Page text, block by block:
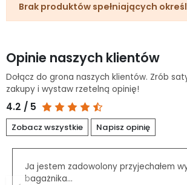
Brak produktów spełniających
Opinie naszych klientów
Dołącz do grona naszych klientów. Zrób
zakupy i wystaw rzetelną opinię!
4.2 / 5
Zobacz wszystkie Napisz opinię
Ja jestem zadowolony przyjechałem
bagażnika...